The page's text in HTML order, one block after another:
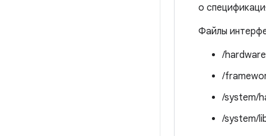
о
Файлы
/
/
/system/
/system/